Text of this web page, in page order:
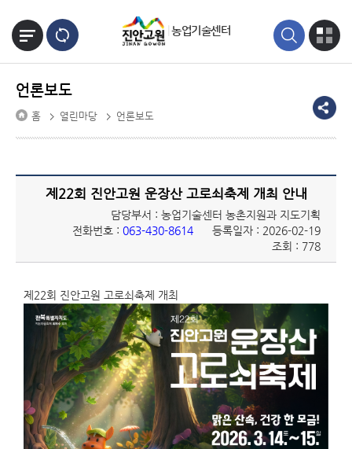
농업기술센터
언론보도
홈 열린마당 언론보도
제22회 진안고원 운장산 고로쇠축제 개최 안내
담당부서 : 농업기술센터 농촌지원과 지도기획
전화번호 : 063-430-8614
등록일자 : 2026-02-19
조회 : 778
제22회 진안고원 고로쇠축제 개최